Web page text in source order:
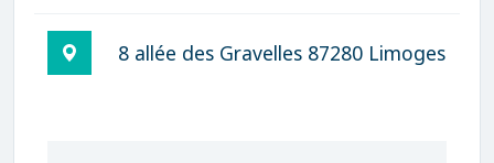
8 allée des Gravelles 87280 Limoges